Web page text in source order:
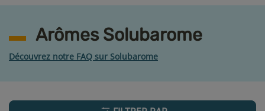
Arômes Solubarome
Découvrez notre FAQ sur Solubarome